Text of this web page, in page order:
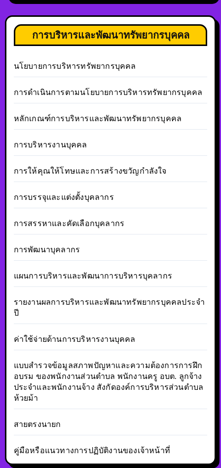
การบริหารและพัฒนาทรัพยากรบุคคล
นโยบายการบริหารทรัพยากรบุคคล
การดำเนินการตามนโยบายการบริหารทรัพยากรบุคคล
หลักเกณฑ์การบริหารและพัฒนาทรัพยากรบุคคล
การบริหารงานบุคคล
การให้คุณให้โทษและการสร้างขวัญกำลังใจ
การบรรจุและแต่งตั้งบุคลากร
การสรรหาและคัดเลือกบุคลากร
การพัฒนาบุคลากร
แผนการบริหารและพัฒนาการบริหารบุคลากร
รายงานผลการบริหารและพัฒนาทรัพยากรบุคคลประจำ
ปี
ค่าใช้จ่ายด้านการบริหารงานบุคคล
แบบสำรวจข้อมูลสภาพปัญหาและความต้องการการฝึก
อบรม ของพนักงานส่วนตำบล พนักงานครู อบต. ลูกจ้าง
ประจำและพนักงานจ้าง สังกัดองค์การบริหารส่วนตำบล
ห้วยม้า
สายตรงนายก
คู่มือหรือแนวทางการปฏิบัติงานของเจ้าหน้าที่